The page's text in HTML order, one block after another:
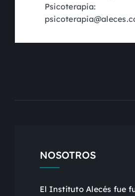
Psicoterapia:
NOSOTROS
El Instituto Alecés fue